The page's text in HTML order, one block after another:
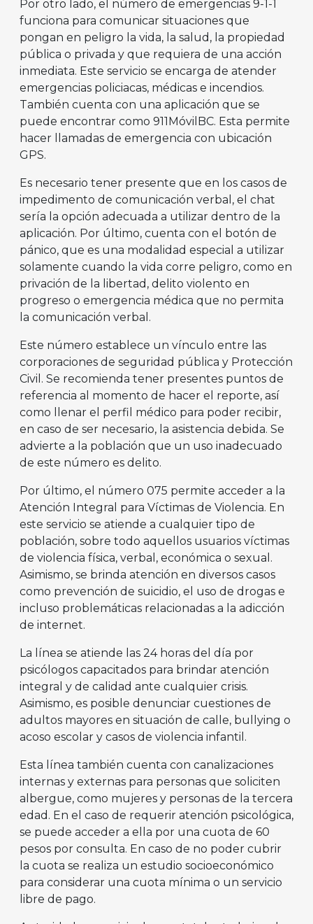
Por otro lado, el número de emergencias 9-1-1
funciona para comunicar situaciones que
pongan en peligro la vida, la salud, la propiedad
pública o privada y que requiera de una acción
inmediata. Este servicio se encarga de atender
emergencias policiacas, médicas e incendios.
También cuenta con una aplicación que se
puede encontrar como 911MóvilBC. Esta permite
hacer llamadas de emergencia con ubicación
GPS.
Es necesario tener presente que en los casos de
impedimento de comunicación verbal, el chat
sería la opción adecuada a utilizar dentro de la
aplicación. Por último, cuenta con el botón de
pánico, que es una modalidad especial a utilizar
solamente cuando la vida corre peligro, como en
privación de la libertad, delito violento en
progreso o emergencia médica que no permita
la comunicación verbal.
Este número establece un vínculo entre las
corporaciones de seguridad pública y Protección
Civil. Se recomienda tener presentes puntos de
referencia al momento de hacer el reporte, así
como llenar el perfil médico para poder recibir,
en caso de ser necesario, la asistencia debida. Se
advierte a la población que un uso inadecuado
de este número es delito.
Por último, el número 075 permite acceder a la
Atención Integral para Víctimas de Violencia. En
este servicio se atiende a cualquier tipo de
población, sobre todo aquellos usuarios víctimas
de violencia física, verbal, económica o sexual.
Asimismo, se brinda atención en diversos casos
como prevención de suicidio, el uso de drogas e
incluso problemáticas relacionadas a la adicción
de internet.
La línea se atiende las 24 horas del día por
psicólogos capacitados para brindar atención
integral y de calidad ante cualquier crisis.
Asimismo, es posible denunciar cuestiones de
adultos mayores en situación de calle, bullying o
acoso escolar y casos de violencia infantil.
Esta línea también cuenta con canalizaciones
internas y externas para personas que soliciten
albergue, como mujeres y personas de la tercera
edad. En el caso de requerir atención psicológica,
se puede acceder a ella por una cuota de 60
pesos por consulta. En caso de no poder cubrir
la cuota se realiza un estudio socioeconómico
para considerar una cuota mínima o un servicio
libre de pago.